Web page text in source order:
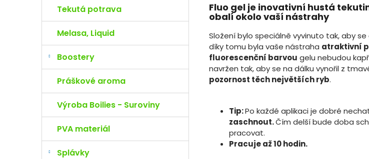
Tekutá potrava
Melasa, Liquid
Boostery
Práškové aroma
Výroba Boilies - Suroviny
PVA materiál
Splávky
Fluo gel je inovativní hustá
obalí okolo vaší nástrahy
Složení bylo speciálně vyvinuto tak, aby se
díky tomu byla vaše nástraha atraktivní
fluorescenční barvou gelu nebudou
navržen tak, aby se na dálku vynořil z
pozornost těch největších ryb.
Tip:Po každé aplikaci je dobré
zaschnout.Čím delší bude doba
pracovat.
Pracuje až 10 hodin.